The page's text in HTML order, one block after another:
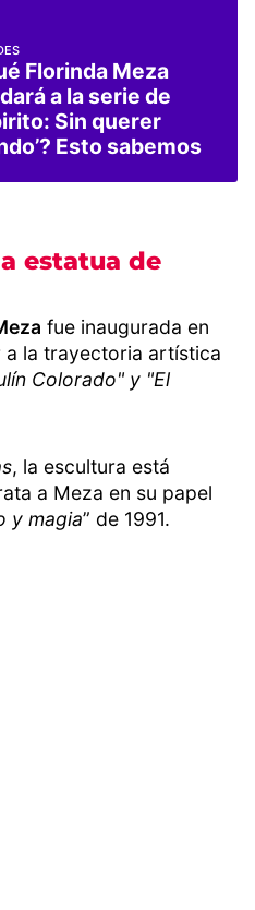
Florinda Meza
a la serie de
Sin querer
Esto sabemos
estatua de
fue inaugurada en
a la trayectoria artística
Colorado" y "El
, la escultura está
a Meza en su papel
y magia” de 1991.